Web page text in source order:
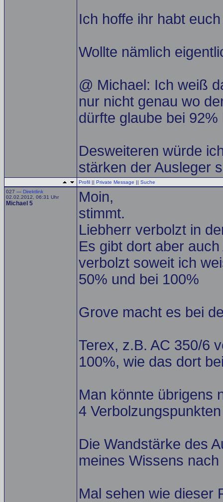
Ich hoffe ihr habt
Wollte nämlich
@ Michael: Ich weiß
nur nicht genau wo
dürfte glaube bei 92%
Desweiteren würde
stärken der Ausleger
Profil || Private Message || Suche
027 — Direktlink
02.02.2012, 06:31 Uhr
Michael 5
Moin,
stimmt.
Liebherr verbolzt in
Es gibt dort aber
verbolzt soweit ich
50% und bei 100%
Grove macht es bei
Terex, z.B. AC 350/6
100%, wie das dort
Man könnte übrigens
4
Die Wandstärke des
meines Wissens
Mal sehen wie dieser